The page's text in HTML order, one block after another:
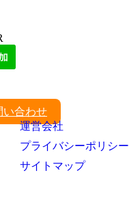
い合わせ
運営会社
プライバシーポリシー
サイトマップ